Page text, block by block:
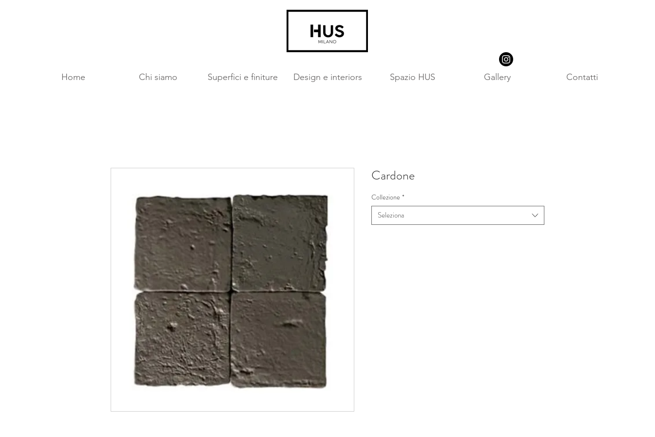
Home Chi siamo Superfici e finiture Design e interiors Spazio HUS Gallery Contatti
Cardone
Collezione *
Seleziona